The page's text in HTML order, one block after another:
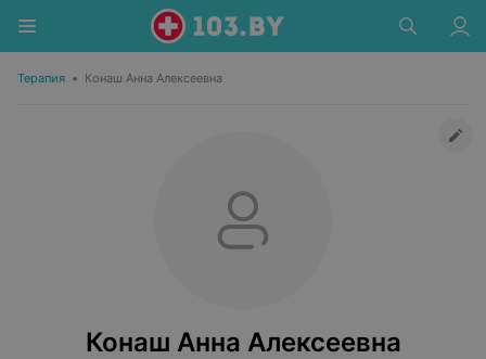
Терапия • Конаш Анна Алексеевна
Конаш Анна Алексеевна